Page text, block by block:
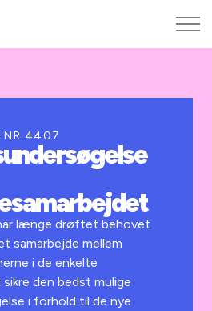
NR.4407
længe drøftet behovet
samarbejde mellem
i de enkelte
den bedst mulige
i forhold til de nye